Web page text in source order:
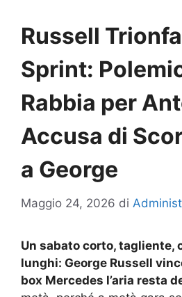
Russell
Sprint:
Rabbia per
Accusa di
a George
Maggio 24, 2026 di
Un sabato corto, tagliente,
lunghi: George Russell
box Mercedes l’aria resta